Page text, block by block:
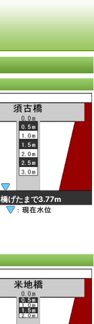
橋げたまで3.77m